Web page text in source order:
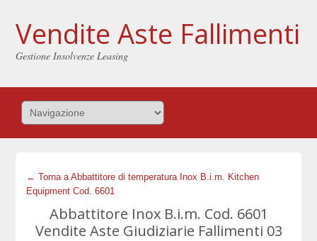
Vendite Aste Fallimenti
Gestione Insolvenze Leasing
← Torna a Abbattitore di temperatura Inox B.i.m. Kitchen
Equipment Cod. 6601
Abbattitore Inox B.i.m. Cod. 6601
Vendite Aste Giudiziarie Fallimenti 03